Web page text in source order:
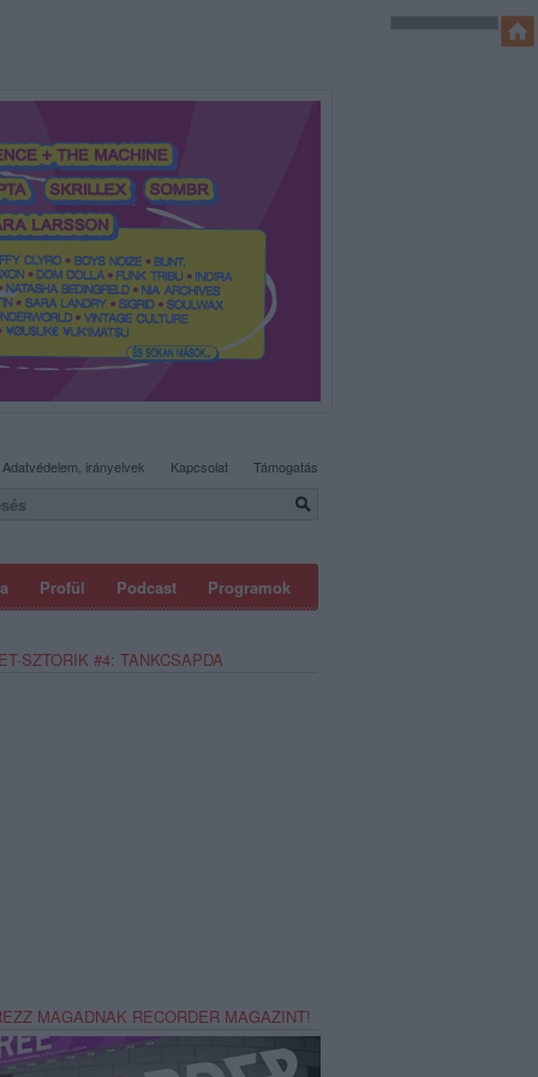
Profül Podcast Programok
Adatvédelem, irányelvek Kapcsolat Támogatás
SZTORIK #4: TANKCSAPDA
MAGADNAK RECORDER MAGAZINT!